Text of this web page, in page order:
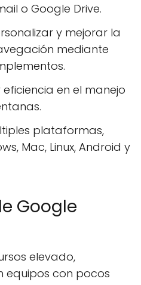
o Google Drive.
y mejorar la
mediante
en el manejo
plataformas,
Mac, Linux, Android y
Google
elevado,
equipos con pocos